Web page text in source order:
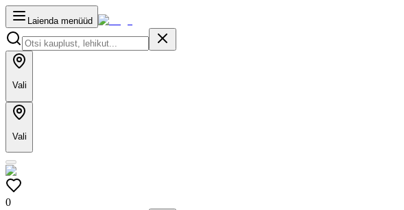
Laienda menüüd
Vali
Vali
0